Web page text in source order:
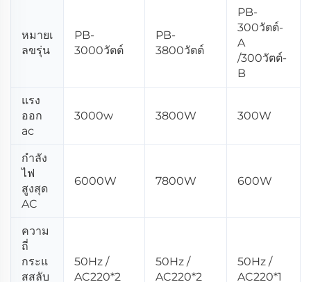
หมายเ
ลขรุ่น
PB-
3000วัตต์
PB-
3800วัตต์
PB-
300วัตต์-
A
/300วัตต์-
B
แรง
ออก
ac
3000w 3800W 300W
กำลัง
ไฟ
สูงสุด
AC
6000W 7800W 600W
ความ
ถี่
กระแ
สสลับ
50Hz /
AC220*2
50Hz /
AC220*2
50Hz /
AC220*1